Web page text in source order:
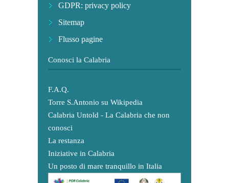
GDPR: privacy policy
Sitemap
Flusso pagine
Conosci la Calabria
F.A.Q.
Torre S.Antonio su Wikipedia
Calabria Untold - La Calabria che non
conosci
La restanza
Iniziative in Calabria
Un posto di mare tranquillo in Italia